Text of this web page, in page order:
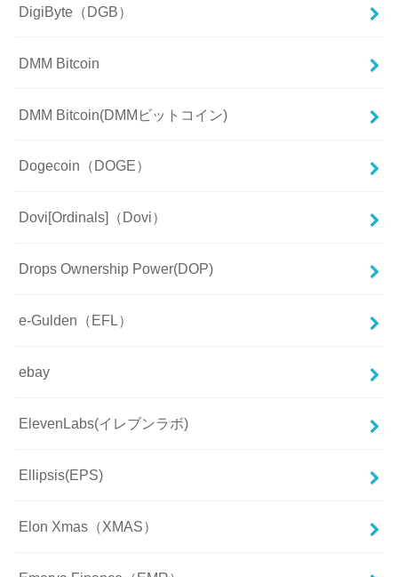
DigiByte（DGB）
DMM Bitcoin
DMM Bitcoin(DMMビットコイン)
Dogecoin（DOGE）
Dovi[Ordinals]（Dovi）
Drops Ownership Power(DOP)
e-Gulden（EFL）
ebay
ElevenLabs(イレブンラボ)
Ellipsis(EPS)
Elon Xmas（XMAS）